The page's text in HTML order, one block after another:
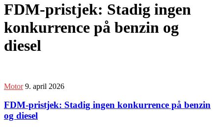
FDM-pristjek: Stadig ingen
konkurrence på benzin og
diesel
Motor 9. april 2026
FDM-pristjek: Stadig ingen konkurrence på benzin
og diesel